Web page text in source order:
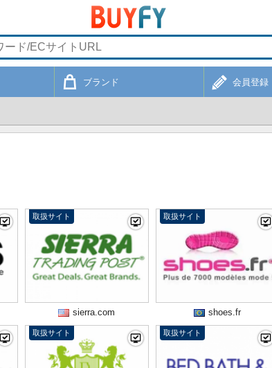
ブランド 会員登録
取扱サイト
sierra.com
取扱サイト
shoes.fr
取扱サイト 取扱サイト